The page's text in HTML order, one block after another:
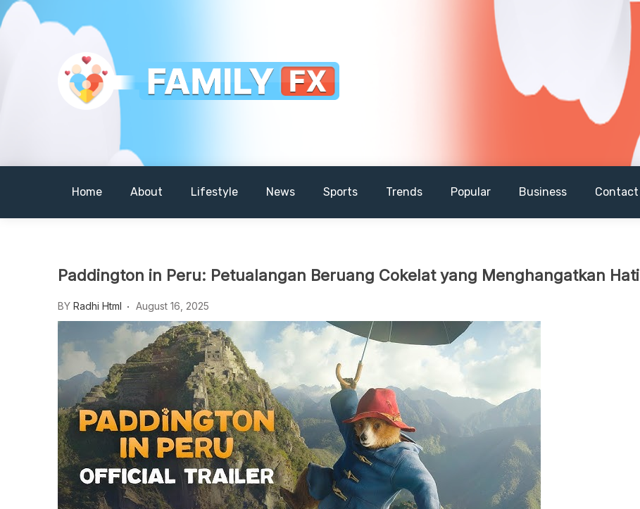
Skip
to
Familyfx
Your Daily Dose of Family Wisdom
Home About Lifestyle News Sports Trends Popular Business Contact
Paddington in Peru: Petualangan Beruang Cokelat yang Menghangatkan Hati
BY Radhi Html August 16, 2025